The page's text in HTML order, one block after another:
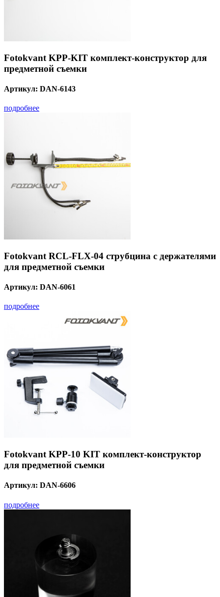
Fotokvant KPP-KIT комплект-конструктор для
предметной съемки
Артикул: DAN-6143
подробнее
Fotokvant RCL-FLX-04 струбцина с держателями
для предметной съемки
Артикул: DAN-6061
подробнее
Fotokvant KPP-10 KIT комплект-конструктор
для предметной съемки
Артикул: DAN-6606
подробнее